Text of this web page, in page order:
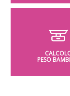
PESO